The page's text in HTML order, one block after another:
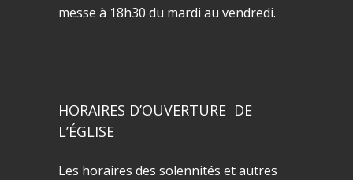
messe à 18h30 du mardi au vendredi.
HORAIRES D’OUVERTURE DE
L’ÉGLISE
Les horaires des solennités et autres